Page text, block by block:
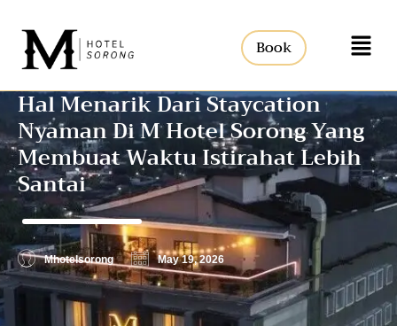
Book
Hal Menarik Dari Staycation
Nyaman Di M Hotel Sorong Yang
Membuat Waktu Istirahat Lebih
Santai
Mhotelsorong May 19, 2026